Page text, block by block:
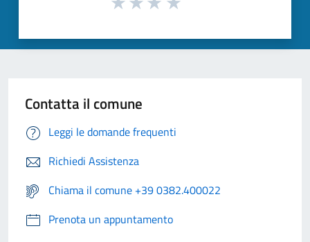
Contatta il comune
Leggi le domande frequenti
Richiedi Assistenza
Chiama il comune +39 0382.400022
Prenota un appuntamento